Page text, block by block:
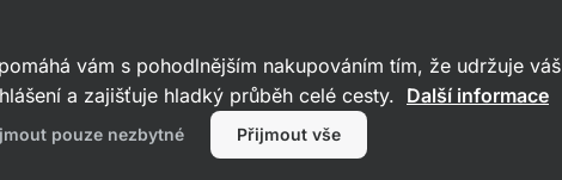
vám s pohodlnějším nakupováním tím, že udržuje váš
a zajišťuje hladký průběh celé cesty. Další informace
pouze nezbytné Přijmout vše